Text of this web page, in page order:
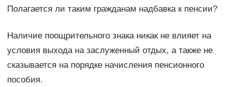
Полагается ли таким гражданам надбавка к пенсии?
Наличие поощрительного знака никак не влияет на
условия выхода на заслуженный отдых, а также не
сказывается на порядке начисления пенсионного
пособия.